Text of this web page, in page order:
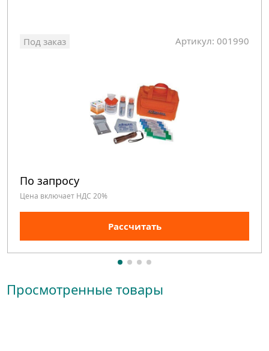
Под заказ Артикул: 001990
По запросу
Цена включает НДС 20%
Рассчитать
Просмотренные товары